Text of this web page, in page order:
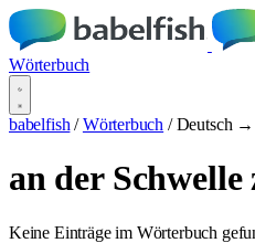
Wörterbuch
babelfish / Wörterbuch / Deutsch →
an der Schwelle
Keine Einträge im Wörterbuch